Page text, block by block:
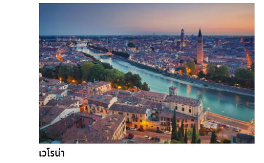
เวโรน่า